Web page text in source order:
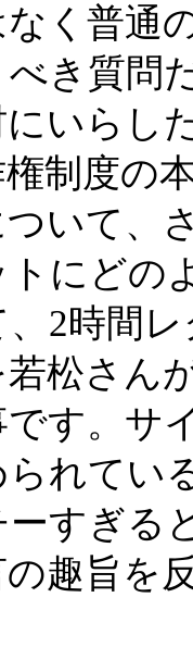
く普通
べき質問
にいらし
制度の
いて、
トにどの
2時間
若松さん
す。サ
れてい
ーすぎる
趣旨を